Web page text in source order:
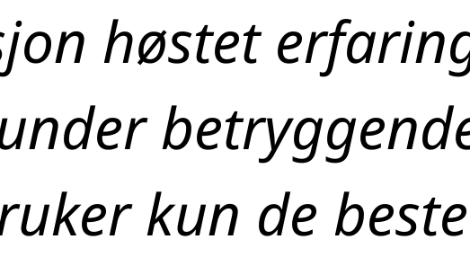
høstet
kun de